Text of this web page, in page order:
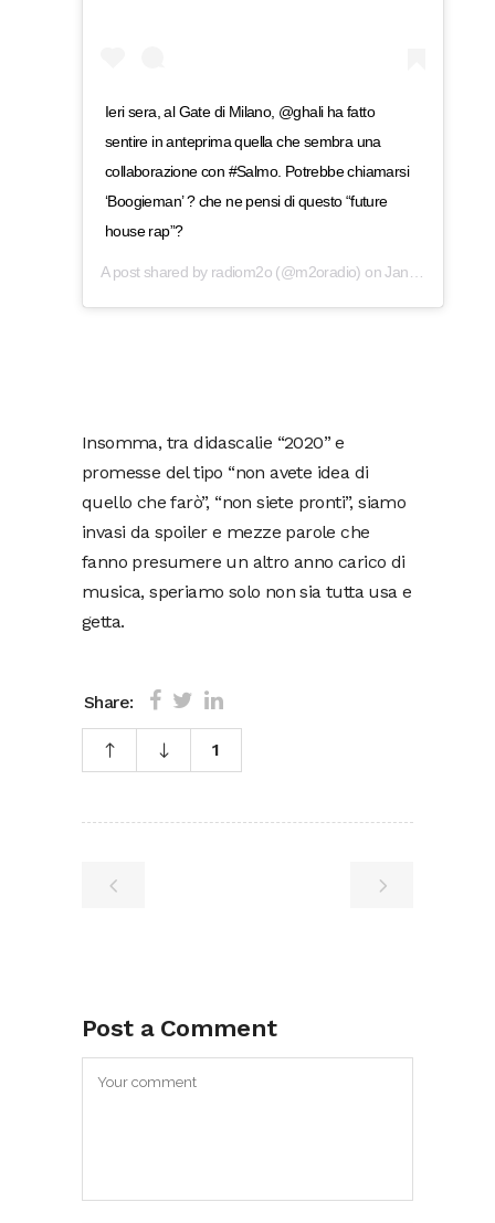
Ieri sera, al Gate di Milano, @ghali ha fatto
sentire in anteprima quella che sembra una
collaborazione con #Salmo. Potrebbe chiamarsi
‘Boogieman’ ? che ne pensi di questo “future
house rap”?
A post shared by radiom2o (@m2oradio) onJan 6, 2020 at 3:56am PST
Insomma, tra didascalie “2020” e
promesse del tipo “non avete idea di
quello che farò”, “non siete pronti”, siamo
invasi da spoiler e mezze parole che
fanno presumere un altro anno carico di
musica, speriamo solo non sia tutta usa e
getta.
Share:
1
Post a Comment